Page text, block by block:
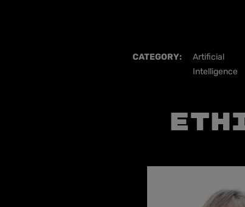
CATEGORY:
Artificial
Intelligence